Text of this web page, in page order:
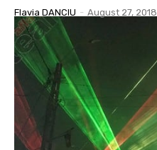
Flavia DANCIU - August 27, 2018